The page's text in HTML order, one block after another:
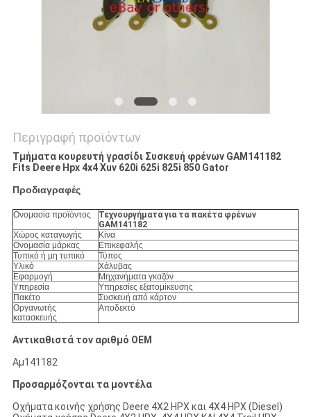
Περιγραφή προϊόντων
Τμήματα κουρευτή γρασίδι Συσκευή φρένων GAM141182
Fits Deere Hpx 4x4 Xuv 620i 625i 825i 850 Gator
Προδιαγραφές
Ονομασία προϊόντος
Τεχνουργήματα για τα πακέτα φρένων
GAM141182
Χώρος καταγωγής
Κίνα
Ονομασία μάρκας
Επικεφαλής
Τυπικό ή μη τυπικό
Τύπος
Υλικό
Χάλυβας
Εφαρμογή
Μηχανήματα γκαζόν
Υπηρεσία
Υπηρεσίες εξατομίκευσης
Πακέτο
Συσκευή από κάρτον
Οργανωτής
κατασκευής
Αποδεκτό
Αντικαθιστά τον αριθμό OEM
Αμ141182
Προσαρμόζονται τα μοντέλα
Οχήματα κοινής χρήσης Deere 4X2 HPX και 4X4 HPX (Diesel)